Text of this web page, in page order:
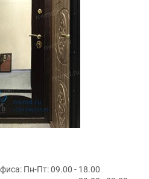
Пн-Пт: 09.00 - 18.00